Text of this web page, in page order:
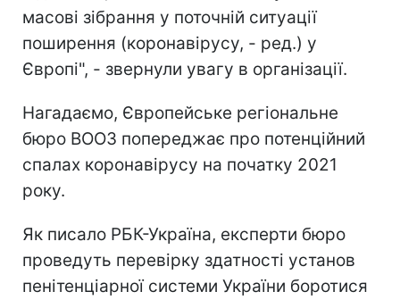
масові зібрання у поточній ситуації
поширення (коронавірусу, - ред.) у
Європі", - звернули увагу в організації.
Нагадаємо, Європейське регіональне
бюро ВООЗ попереджає про потенційний
спалах коронавірусу на початку 2021
року.
Як писало РБК-Україна, експерти бюро
проведуть перевірку здатності установ
пенітенціарної системи України боротися